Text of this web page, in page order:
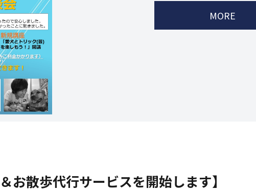
MORE
お散歩代行サービスを開始します】